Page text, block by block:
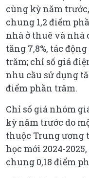
cùng kỳ năm
chung 1,2 điểm
nhà ở thuê và
tăng 7,8%, tác
trăm; chỉ số giá
nhu cầu sử dụng
điểm phần trăm.
Chỉ số giá nhóm
kỳ năm trước do
thuộc Trung ương
học mới 2024-
chung 0,18 điểm